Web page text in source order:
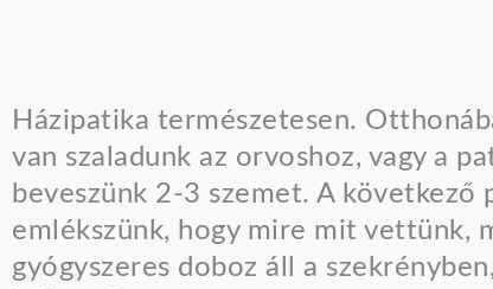
Házipatika természetesen.
van szaladunk az orvoshoz, vagy a
beveszünk 2-3 szemet. A
emlékszünk, hogy mire mit vettünk,
gyógyszeres doboz áll a